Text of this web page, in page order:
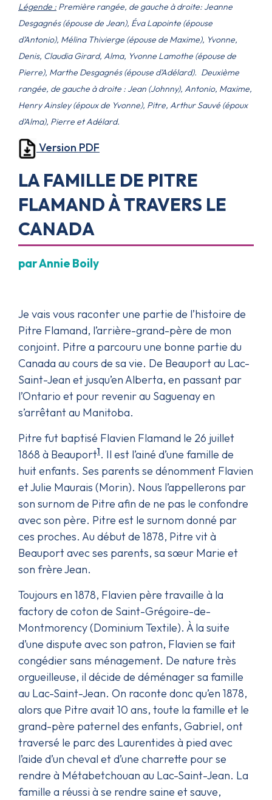
Légende : Première rangée, de gauche à droite: Jeanne
Desgagnés (épouse de Jean), Éva Lapointe (épouse
d’Antonio), Mélina Thivierge (épouse de Maxime), Yvonne,
Denis, Claudia Girard, Alma, Yvonne Lamothe (épouse de
Pierre), Marthe Desgagnés (épouse d’Adélard). Deuxième
rangée, de gauche à droite : Jean (Johnny), Antonio, Maxime,
Henry Ainsley (époux de Yvonne), Pitre, Arthur Sauvé (époux
d’Alma), Pierre et Adélard.
Version PDF
LA FAMILLE DE PITRE
FLAMAND À TRAVERS LE
CANADA
par Annie Boily
Je vais vous raconter une partie de l’histoire de
Pitre Flamand, l’arrière-grand-père de mon
conjoint. Pitre a parcouru une bonne partie du
Canada au cours de sa vie. De Beauport au Lac-
Saint-Jean et jusqu’en Alberta, en passant par
l’Ontario et pour revenir au Saguenay en
s’arrêtant au Manitoba.
Pitre fut baptisé Flavien Flamand le 26 juillet
1868 à Beauport1. Il est l’ainé d’une famille de
huit enfants. Ses parents se dénomment Flavien
et Julie Maurais (Morin). Nous l’appellerons par
son surnom de Pitre afin de ne pas le confondre
avec son père. Pitre est le surnom donné par
ces proches. Au début de 1878, Pitre vit à
Beauport avec ses parents, sa sœur Marie et
son frère Jean.
Toujours en 1878, Flavien père travaille à la
factory de coton de Saint-Grégoire-de-
Montmorency (Dominium Textile). À la suite
d’une dispute avec son patron, Flavien se fait
congédier sans ménagement. De nature très
orgueilleuse, il décide de déménager sa famille
au Lac-Saint-Jean. On raconte donc qu’en 1878,
alors que Pitre avait 10 ans, toute la famille et le
grand-père paternel des enfants, Gabriel, ont
traversé le parc des Laurentides à pied avec
l’aide d’un cheval et d’une charrette pour se
rendre à Métabetchouan au Lac-Saint-Jean. La
famille a réussi à se rendre saine et sauve,